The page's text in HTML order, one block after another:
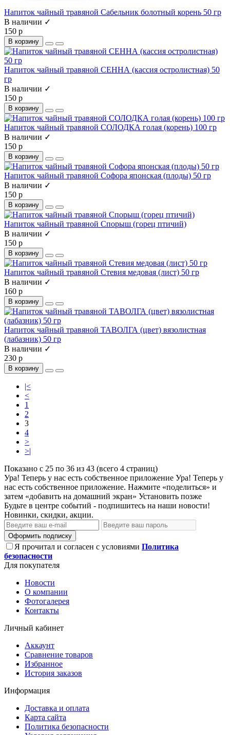
Напиток чайный травяной Сабельник болотный корень 50 гр
В наличии ✓
150 р
В корзину
Напиток чайный травяной СЕННА (кассия остролистная) 50
гр
В наличии ✓
150 р
В корзину
Напиток чайный травяной СОЛОДКА голая (корень) 100 гр
В наличии ✓
150 р
В корзину
Напиток чайный травяной Софора японская (плоды) 50 гр
В наличии ✓
150 р
В корзину
Напиток чайный травяной Спорыш (горец птичий)
В наличии ✓
150 р
В корзину
Напиток чайный травяной Стевия медовая (лист) 50 гр
В наличии ✓
160 р
В корзину
Напиток чайный травяной ТАВОЛГА (цвет) вязолистная
(лабазник) 50 гр
В наличии ✓
230 р
В корзину
|<
<
1
2
3
4
>
>|
Показано с 25 по 36 из 43 (всего 4 страниц)
Ура! Теперь у нас есть собственное приложение Ура! Теперь у
нас есть собственное приложение. Нажмите «поделиться» и
затем «добавить на домашний экран» Установить позже
Будьте в центре событий - подпишитесь на наши новости!
Новинки, скидки, акции.
Оформить подписку
Я прочитал и согласен с условиями Политика
безопасности
Для покупателя
Новости
О компании
Фотогалерея
Контакты
Личный кабинет
Аккаунт
Сравнение товаров
Избранное
История заказов
Информация
Доставка и оплата
Карта сайта
Политика безопасности